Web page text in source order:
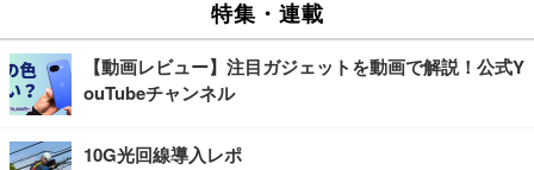
特集・連載
【動画レビュー】注目ガジェットを動画で解説！公式Y
ouTubeチャンネル
10G光回線導入レポ